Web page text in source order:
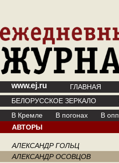
www.ej.ru ГЛАВНАЯ
БЕЛОРУССКОЕ ЗЕРКАЛО
В Кремле
В погонах В
АВТОРЫ
АЛЕКСАНДР ГОЛЬЦ
АЛЕКСАНДР ОСОВЦОВ